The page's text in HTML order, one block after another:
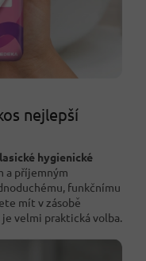
nejlepší
hygienické
a příjemným
funkčnímu
mít v zásobě
velmi praktická volba.